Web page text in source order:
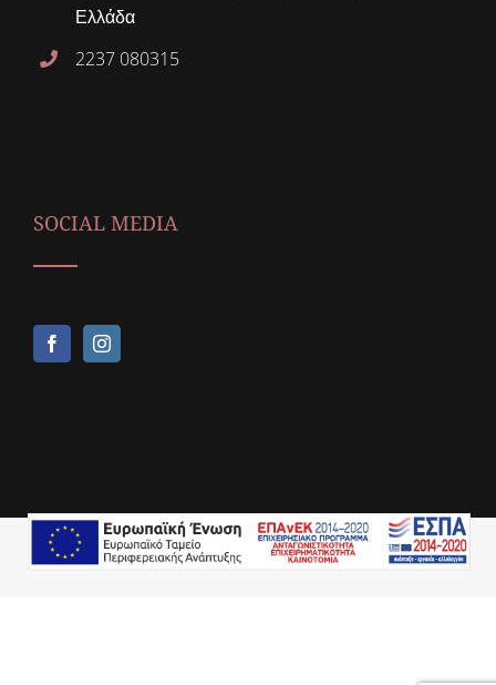
Ελλάδα
2237 080315
SOCIAL MEDIA
Copyright © 2018, Icop Web Services